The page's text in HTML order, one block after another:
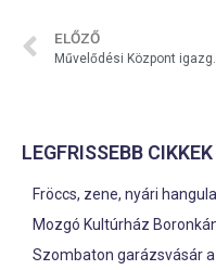
ELŐZŐ
LEGFRISSEBB CIKKEK
Fröccs, zene, nyári
Mozgó Kultúrház
Szombaton garázsvásár